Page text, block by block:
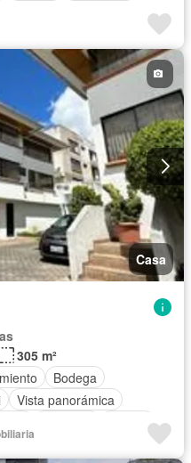
Casa
305 m²
Bodega
Vista panorámica